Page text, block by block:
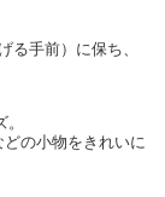
手前）に保ち、
の小物をきれいに